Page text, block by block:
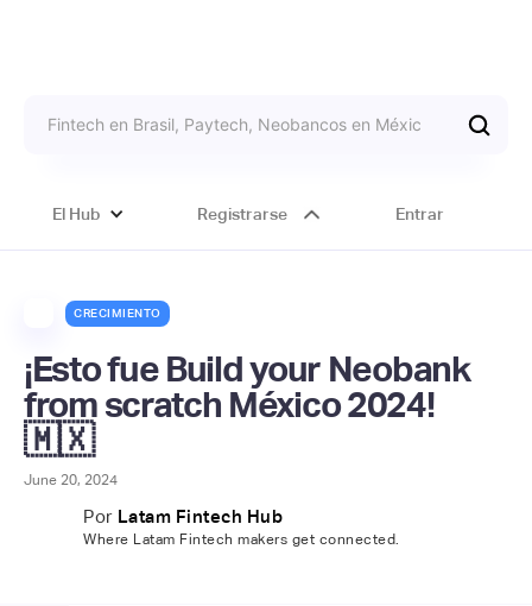
El Hub Registrarse Entrar
CRECIMIENTO
¡Esto fue Build your Neobank
from scratch México 2024!
🇲🇽
June 20, 2024
Por Latam Fintech Hub
Where Latam Fintech makers get connected.